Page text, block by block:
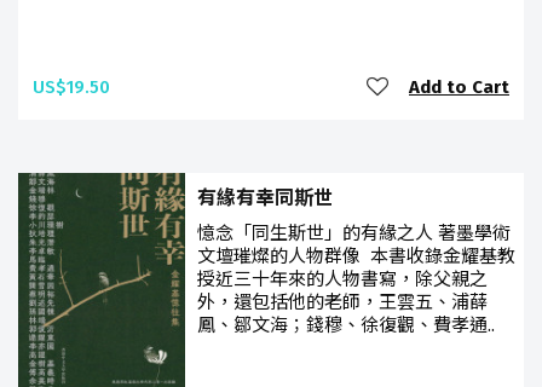
US$19.50 Add to Cart
有緣有幸同斯世
憶念「同生斯世」的有緣之人 著墨學術
文壇璀燦的人物群像 本書收錄金耀基教
授近三十年來的人物書寫，除父親之
外，還包括他的老師，王雲五、浦薛
鳳、鄒文海；錢穆、徐復觀、費孝通..